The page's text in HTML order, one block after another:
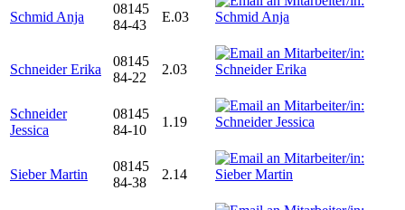
Schmid Anja
08145
84-43
E.03
Schneider Erika
08145
84-22
2.03
Schneider
Jessica
08145
84-10
1.19
Sieber Martin
08145
84-38
2.14